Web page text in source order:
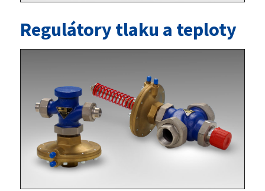
Regulátory tlaku a teploty